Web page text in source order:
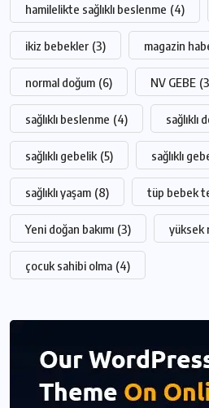
hamilelikte sağlıklı beslenme (4)
ikiz bebekler (3) magazin
normal doğum (6) NV GEBE
sağlıklı beslenme (4) sağlıklı
sağlıklı gebelik (5) sağlıklı
sağlıklı yaşam (8) tüp bebek
Yeni doğan bakımı (3) yüksek
çocuk sahibi olma (4)